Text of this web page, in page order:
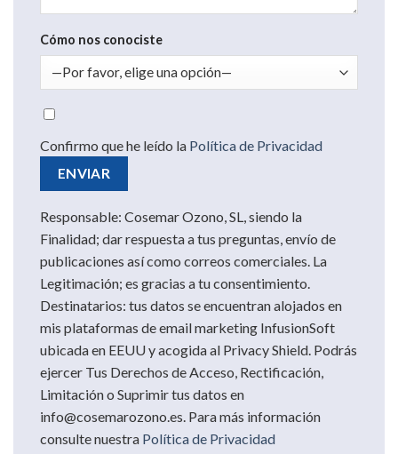
Cómo nos conociste
Confirmo que he leído la Política de Privacidad
Responsable: Cosemar Ozono, SL, siendo la
Finalidad; dar respuesta a tus preguntas, envío de
publicaciones así como correos comerciales. La
Legitimación; es gracias a tu consentimiento.
Destinatarios: tus datos se encuentran alojados en
mis plataformas de email marketing InfusionSoft
ubicada en EEUU y acogida al Privacy Shield. Podrás
ejercer Tus Derechos de Acceso, Rectificación,
Limitación o Suprimir tus datos en
info@cosemarozono.es. Para más información
consulte nuestra Política de Privacidad